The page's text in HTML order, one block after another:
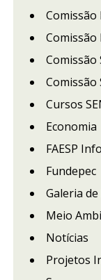
Comissão
Comissão
Comissão
Comissão
Cursos
Economia
FAESP
Fundepec
Galeria
Meio
Notícias
Projetos